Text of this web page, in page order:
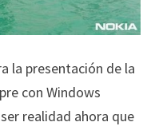
la presentación de la
con Windows
realidad ahora que